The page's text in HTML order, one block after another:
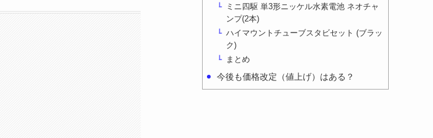
ミニ四駆 単3形ニッケル水素電池 ネオチャ
ンプ(2本)
ハイマウントチューブスタビセット (ブラッ
ク)
まとめ
今後も価格改定（値上げ）はある？